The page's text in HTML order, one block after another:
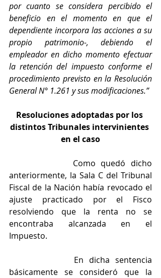
por cuanto se considera percibido el
beneficio en el momento en que el
dependiente incorpora las acciones a su
propio patrimonio-, debiendo el
empleador en dicho momento efectuar
la retención del impuesto conforme el
procedimiento previsto en la Resolución
General N° 1.261 y sus modificaciones.”
Resoluciones adoptadas por los
distintos Tribunales intervinientes
en el caso
anteriormente, la Sala C del Tribunal
Fiscal de la Nación había revocado el
ajuste practicado por el Fisco
resolviendo que la renta no se
encontraba alcanzada en el
Impuesto.
básicamente se consideró que la